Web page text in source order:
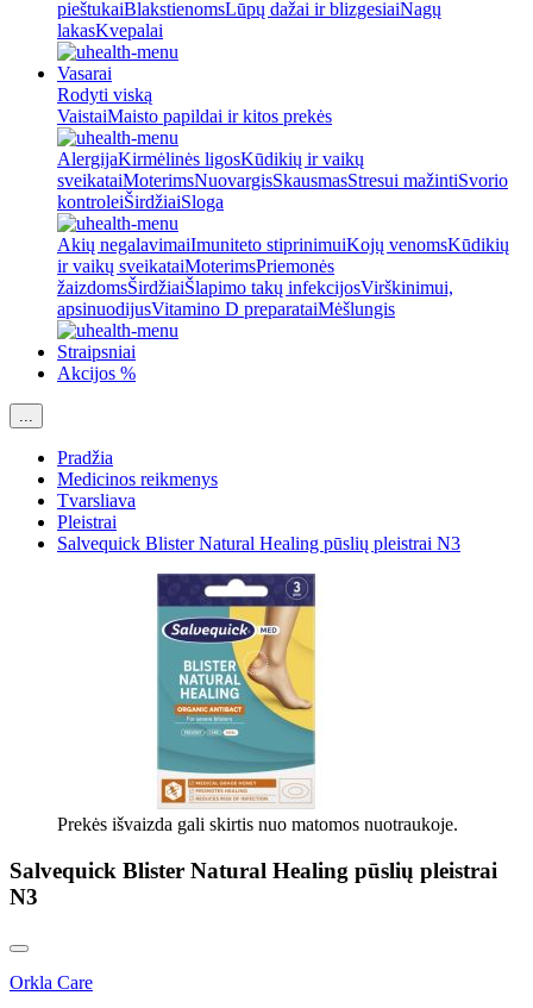
pieštukaiBlakstienomsLūpų dažai ir blizgesiaiNagų
lakasKvepalai
Vasarai
Rodyti viską
VaistaiMaisto papildai ir kitos prekės
AlergijaKirmėlinės ligosKūdikių ir vaikų
sveikataiMoterimsNuovargisSkausmasStresui mažintiSvorio
kontroleiŠirdžiaiSloga
Akių negalavimaiImuniteto stiprinimuiKojų venomsKūdikių
ir vaikų sveikataiMoterimsPriemonės
žaizdomsŠirdžiaiŠlapimo takų infekcijosVirškinimui,
apsinuodijusVitamino D preparataiMėšlungis
Straipsniai
Akcijos %
...
Pradžia
Medicinos reikmenys
Tvarsliava
Pleistrai
Salvequick Blister Natural Healing pūslių pleistrai N3
Prekės išvaizda gali skirtis nuo matomos nuotraukoje.
Salvequick Blister Natural Healing pūslių pleistrai
N3
Orkla Care